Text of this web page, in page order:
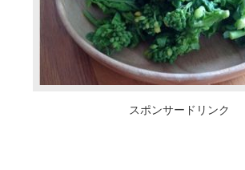
スポンサードリンク